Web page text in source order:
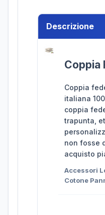
Descrizione
Coppia
Coppia
italiana
coppia
trapunta,
non fosse
acquisto
Accessori
Cotone